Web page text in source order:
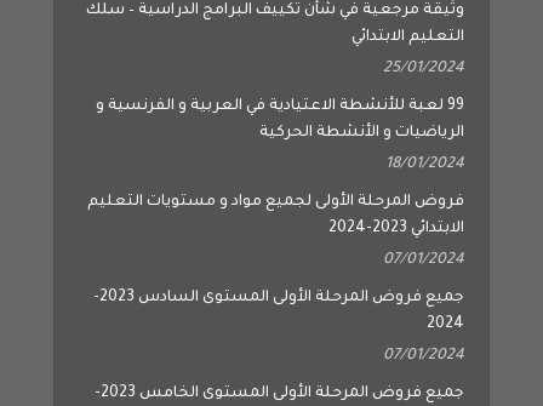
وثيقة مرجعية في شأن تكييف البرامج الدراسية – سلك
التعليم الابتدائي
25/01/2024
99 لعبة للأنشطة الاعتيادية في العربية و الفرنسية و
الرياضيات و الأنشطة الحركية
18/01/2024
فروض المرحلة الأولى لجميع مواد و مستويات التعليم
الابتدائي 2023-2024
07/01/2024
جميع فروض المرحلة الأولى المستوى السادس 2023-
2024
07/01/2024
جميع فروض المرحلة الأولى المستوى الخامس 2023-